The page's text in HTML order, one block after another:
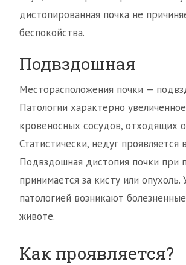
дистопированная почка не
беспокойства.
Подвздошная
Месторасположения почки —
Патологии характерно
кровеносных сосудов, отходящих
Статистически, недуг проявляется
Подвздошная дистопия почки при
принимается за кисту или опухоль.
патологией возникают
животе.
Как проявляется?